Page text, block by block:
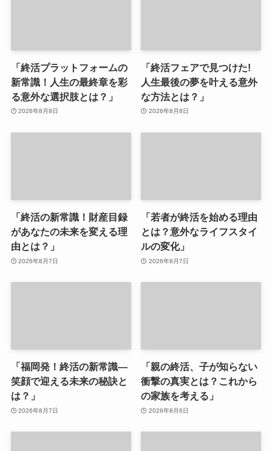
「終活プラットフォームの
新常識！人生の最終章を彩
る意外な選択肢とは？」
2026年8月8日
「終活フェアで見つけた!
人生最後の夢を叶える意外
な方法とは？」
2026年8月8日
「終活の新常識！財産目録
があなたの未来を変える理
由とは？」
2026年8月7日
「若者が終活を始める理由
とは？意外なライフスタイ
ルの変化」
2026年8月7日
「福岡発！終活の新常識—
笑顔で迎える未来の秘訣と
は？」
2026年8月7日
「親の終活、子が知らない
衝撃の真実とは？これから
の家族を考える」
2026年8月6日